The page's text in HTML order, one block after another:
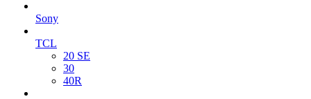
Sony
TCL
20 SE
30
40R